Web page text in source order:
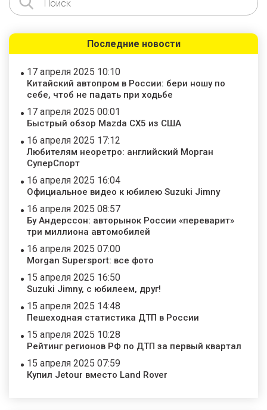
Последние новости
17 апреля 2025 10:10
Китайский автопром в России: бери ношу по
себе, чтоб не падать при ходьбе
17 апреля 2025 00:01
Быстрый обзор Mazda CX5 из США
16 апреля 2025 17:12
Любителям неоретро: английский Морган
СуперСпорт
16 апреля 2025 16:04
Официальное видео к юбилею Suzuki Jimny
16 апреля 2025 08:57
Бу Андерссон: авторынок России «переварит»
три миллиона автомобилей
16 апреля 2025 07:00
Morgan Supersport: все фото
15 апреля 2025 16:50
Suzuki Jimny, с юбилеем, друг!
15 апреля 2025 14:48
Пешеходная статистика ДТП в России
15 апреля 2025 10:28
Рейтинг регионов РФ по ДТП за первый квартал
15 апреля 2025 07:59
Купил Jetour вместо Land Rover